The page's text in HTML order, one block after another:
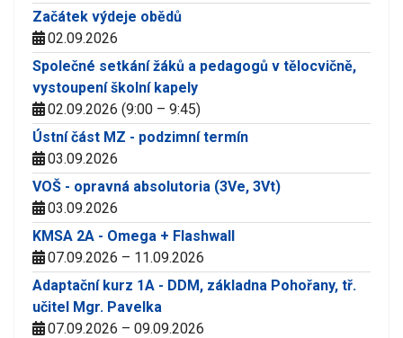
Začátek výdeje obědů
02.09.2026
Společné setkání žáků a pedagogů v tělocvičně,
vystoupení školní kapely
02.09.2026 (9:00 – 9:45)
Ústní část MZ - podzimní termín
03.09.2026
VOŠ - opravná absolutoria (3Ve, 3Vt)
03.09.2026
KMSA 2A - Omega + Flashwall
07.09.2026 – 11.09.2026
Adaptační kurz 1A - DDM, základna Pohořany, tř.
učitel Mgr. Pavelka
07.09.2026 – 09.09.2026